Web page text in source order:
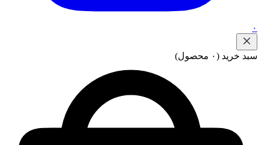
۰
سبد خرید (۰ محصول)